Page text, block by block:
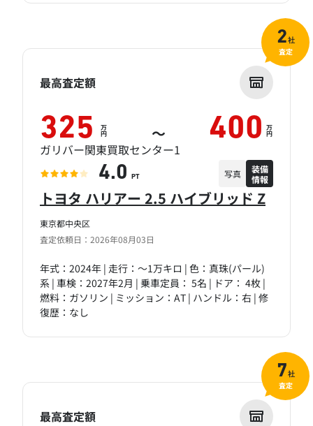
東京都中央区
査定依頼日：2026年08月03日
トヨタ ハリアー 2.5 ハイブリッド Z
年式：2024年 | 走行：～1万キロ | 色：真珠(パール)
系 | 車検：2027年2月 | 乗車定員： 5名 | ドア： 4枚 |
燃料：ガソリン | ミッション：AT | ハンドル：右 | 修
復歴：なし
最高査定額
325 万
円 ～ 400 万
円
ガリバー関東買取センター1
4.0 PT 写真
装備
情報
2社
査定
最高査定額
7社
査定